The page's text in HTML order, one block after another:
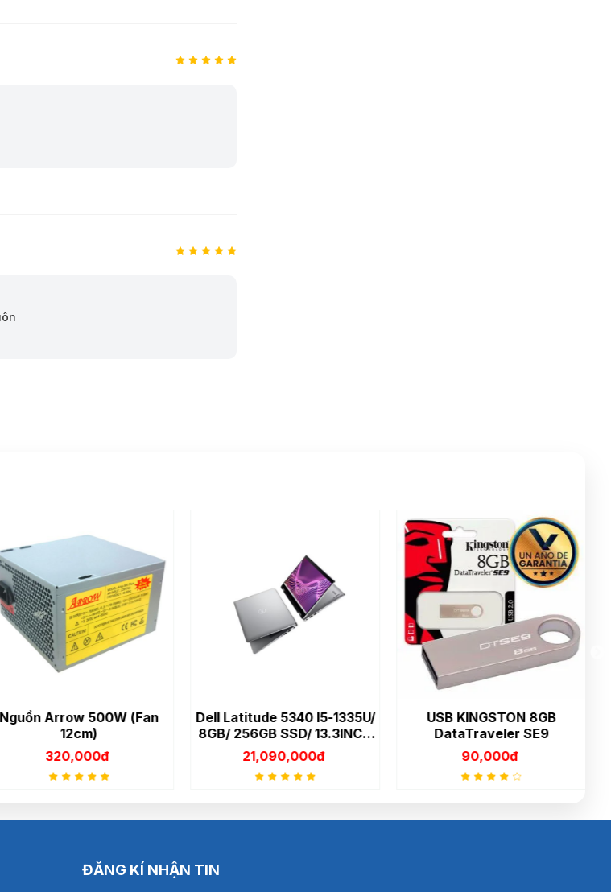
Arrow 500W (Fan
12cm)
320,000đ
Dell Latitude 5340 I5-1335U/
8GB/ 256GB SSD/ 13.3INCH
FHD/ UBUNTU
21,090,000đ
USB KINGSTON 8GB
DataTraveler SE9
90,000đ
ĐĂNG KÍ NHẬN TIN